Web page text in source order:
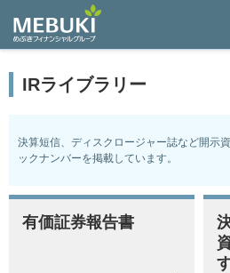
IRライブラリー
決算短信、ディスクロージャー誌など開示
ックナンバーを掲載しています。
有価証券報告書